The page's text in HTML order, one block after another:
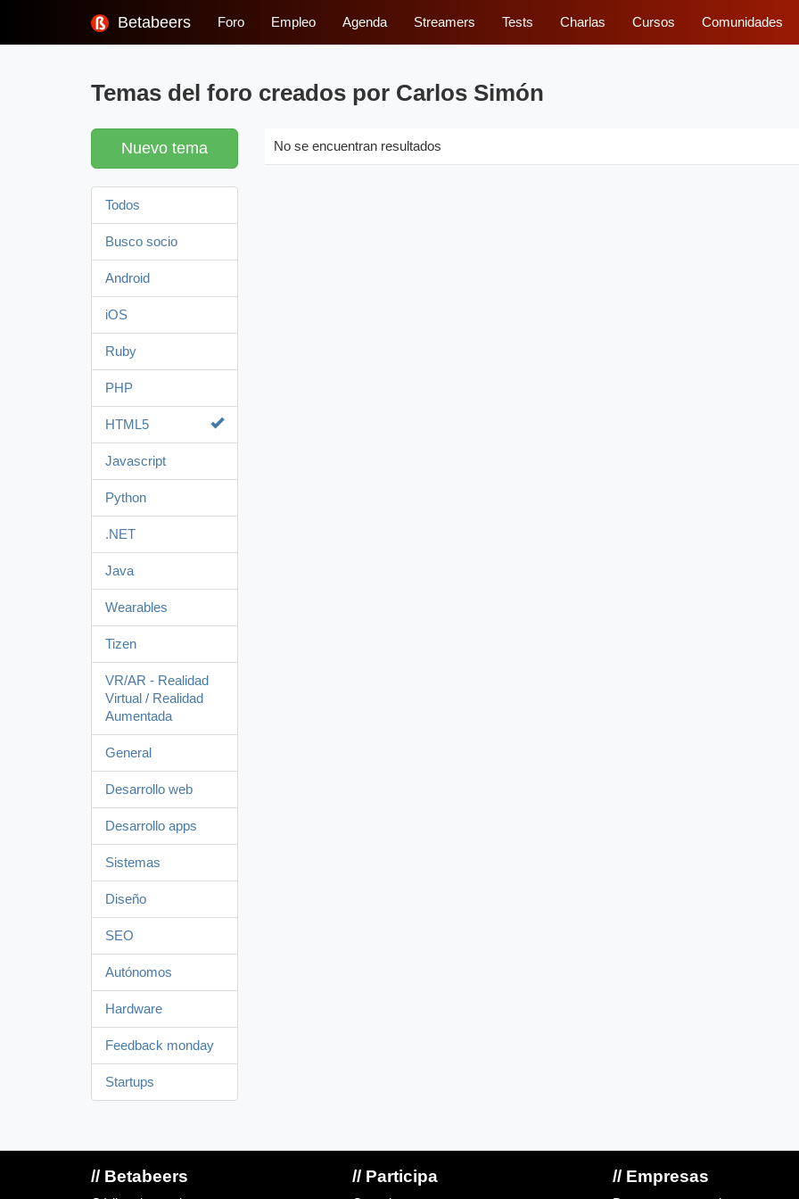
Betabeers Foro Empleo Agenda Streamers Tests Charlas Cursos Comunidades
Temas del foro creados por Carlos Simón
Nuevo tema
Todos
Busco socio
Android
iOS
Ruby
PHP
HTML5
Javascript
Python
.NET
Java
Wearables
Tizen
VR/AR - Realidad
Virtual / Realidad
Aumentada
General
Desarrollo web
Desarrollo apps
Sistemas
Diseño
SEO
Autónomos
Hardware
Feedback monday
Startups
No se encuentran resultados
// Betabeers // Participa // Empresas